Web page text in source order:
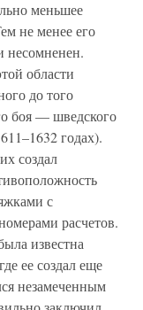
меньшее
не менее его
несомненен.
области
до того
боя — шведского
годах).
создал
с
расчетов.
известна
ее создал еще
незамеченным